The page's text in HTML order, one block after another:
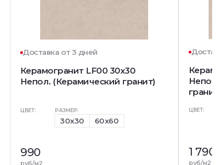
Доставка от 3 дней
Керамогранит LF00 30x30
Непол. (Керамический гранит)
ЦВЕТ: РАЗМЕР:
30x30 60x60
990
руб/м2
гранит)
ЦВЕТ:
1 790
руб/м2